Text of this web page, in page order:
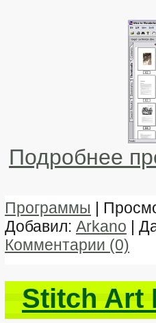
Подробнее
Программы |
Добавил: Arkano |
Комментарии (0)
Stitch Art